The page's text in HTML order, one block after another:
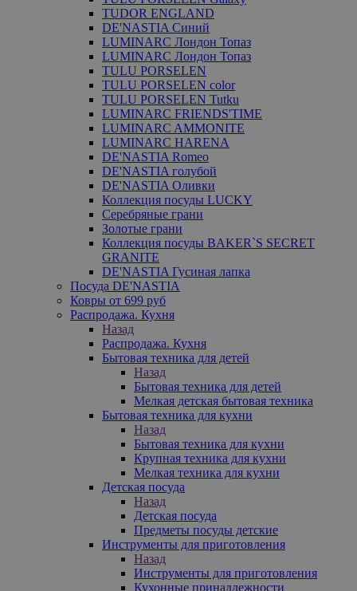
TUDOR ENGLAND
DE'NASTIA Синий
LUMINARC Лондон Топаз
LUMINARC Лондон Топаз
TULU PORSELEN
TULU PORSELEN color
TULU PORSELEN Tutku
LUMINARC FRIENDS'TIME
LUMINARC AMMONITE
LUMINARC HARENA
DE'NASTIA Romeo
DE'NASTIA голубой
DE'NASTIA Оливки
Коллекция посуды LUCKY
Серебряные грани
Золотые грани
Коллекция посуды BAKER`S SECRET
GRANITE
DE'NASTIA Гусиная лапка
Посуда DE'NASTIA
Ковры от 699 руб
Распродажа. Кухня
Назад
Распродажа. Кухня
Бытовая техника для детей
Назад
Бытовая техника для детей
Мелкая детская бытовая техника
Бытовая техника для кухни
Назад
Бытовая техника для кухни
Крупная техника для кухни
Мелкая техника для кухни
Детская посуда
Назад
Детская посуда
Предметы посуды детские
Инструменты для приготовления
Назад
Инструменты для приготовления
Кухонные принадлежности